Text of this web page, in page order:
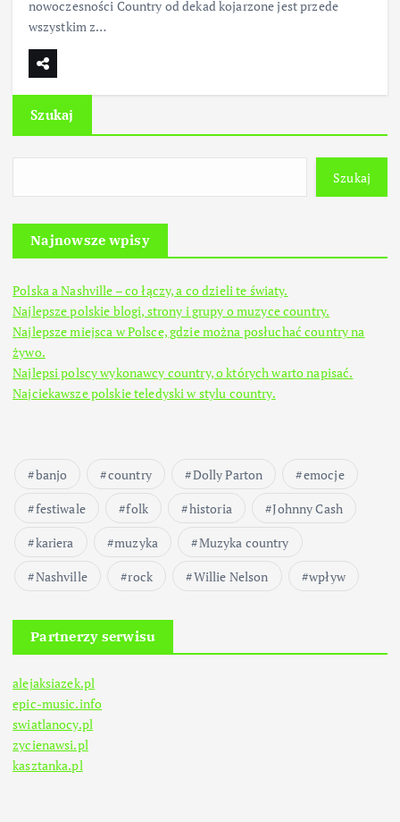
nowoczesności Country od dekad kojarzone jest przede
wszystkim z…
Szukaj
Szukaj
Najnowsze wpisy
Polska a Nashville – co łączy, a co dzieli te światy.
Najlepsze polskie blogi, strony i grupy o muzyce country.
Najlepsze miejsca w Polsce, gdzie można posłuchać country na
żywo.
Najlepsi polscy wykonawcy country, o których warto napisać.
Najciekawsze polskie teledyski w stylu country.
banjo country Dolly Parton
emocje
festiwale
folk historia
Johnny Cash
kariera
muzyka
Muzyka country
Nashville
rock Willie Nelson wpływ
Partnerzy serwisu
alejaksiazek.pl
epic-music.info
swiatlanocy.pl
zycienawsi.pl
kasztanka.pl